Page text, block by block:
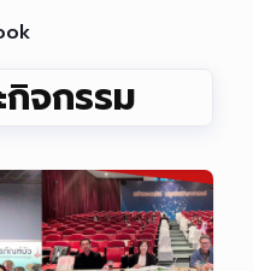
กิจกรรม